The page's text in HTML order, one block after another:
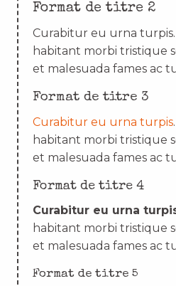
Format de titre 2
Curabitur eu urna
habitant morbi tristique
et malesuada fames ac
Format de titre 3
Curabitur eu urna turpis
habitant morbi tristique
et malesuada fames ac
Format de titre 4
Curabitur eu urna
habitant morbi tristique
et malesuada fames ac
Format de titre 5